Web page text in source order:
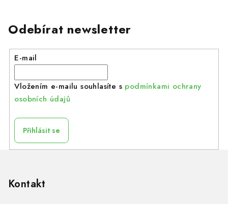
Odebírat newsletter
E-mail
Vložením e-mailu souhlasíte s podmínkami ochrany
osobních údajů
Přihlásit se
Kontakt